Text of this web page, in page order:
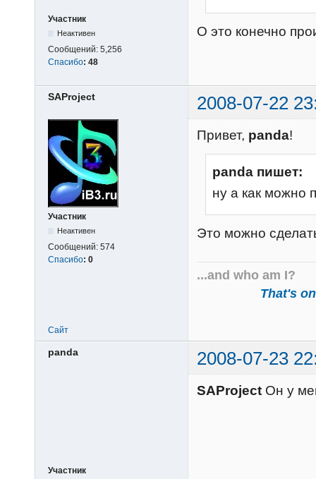
Участник
Неактивен
Сообщений: 5,256
Спасибо: 48
О это конечно
SAProject 2008-07-22
Участник
Неактивен
Сообщений: 574
Спасибо: 0
Привет, panda!
panda пишет:
ну а как можно
Это можно
...and who am I?
That's
Сайт
panda 2008-07-23
Участник
SAProject Он у